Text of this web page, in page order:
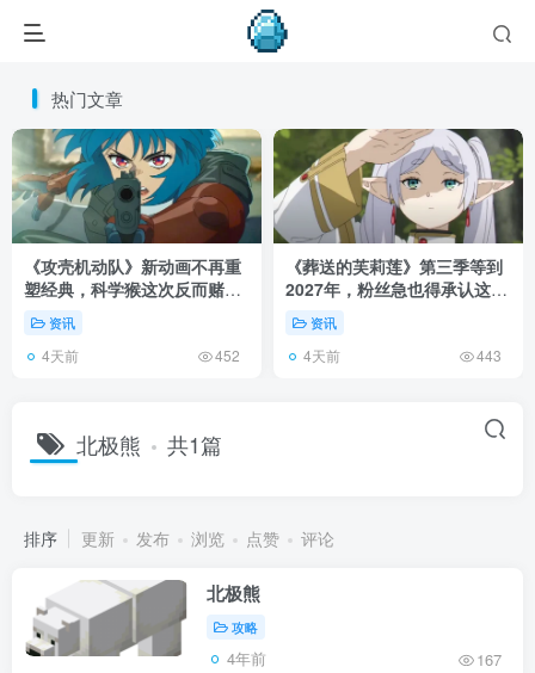
热门文章
《攻壳机动队》新动画不再重
塑经典，科学猴这次反而赌对
了！资讯
4天前 452
《葬送的芙莉莲》第三季等到
2027年，粉丝急也得承认这次
慢得有道理！
资讯
4天前 443
北极熊 共1篇
排序 更新 发布 浏览 点赞 评论
北极熊
攻略
4年前 167